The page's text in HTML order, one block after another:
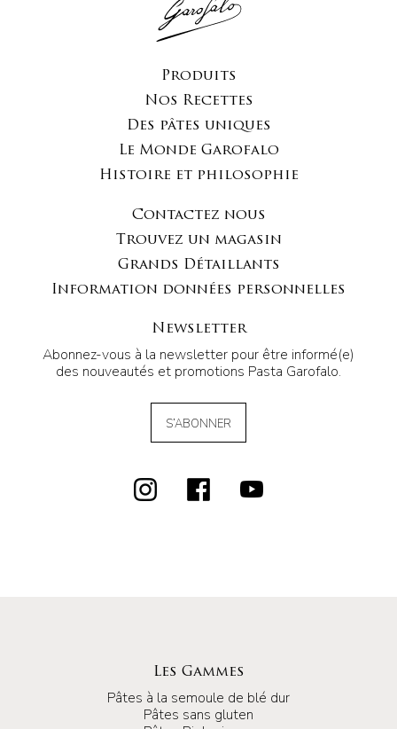
Produits
Nos Recettes
Des pâtes uniques
Le Monde Garofalo
Histoire et philosophie
Contactez nous
Trouvez un magasin
Grands Détaillants
Information données personnelles
Newsletter
Abonnez-vous à la newsletter pour être informé(e)
des nouveautés et promotions Pasta Garofalo.
S’ABONNER
Les Gammes
Pâtes à la semoule de blé dur
Pâtes sans gluten